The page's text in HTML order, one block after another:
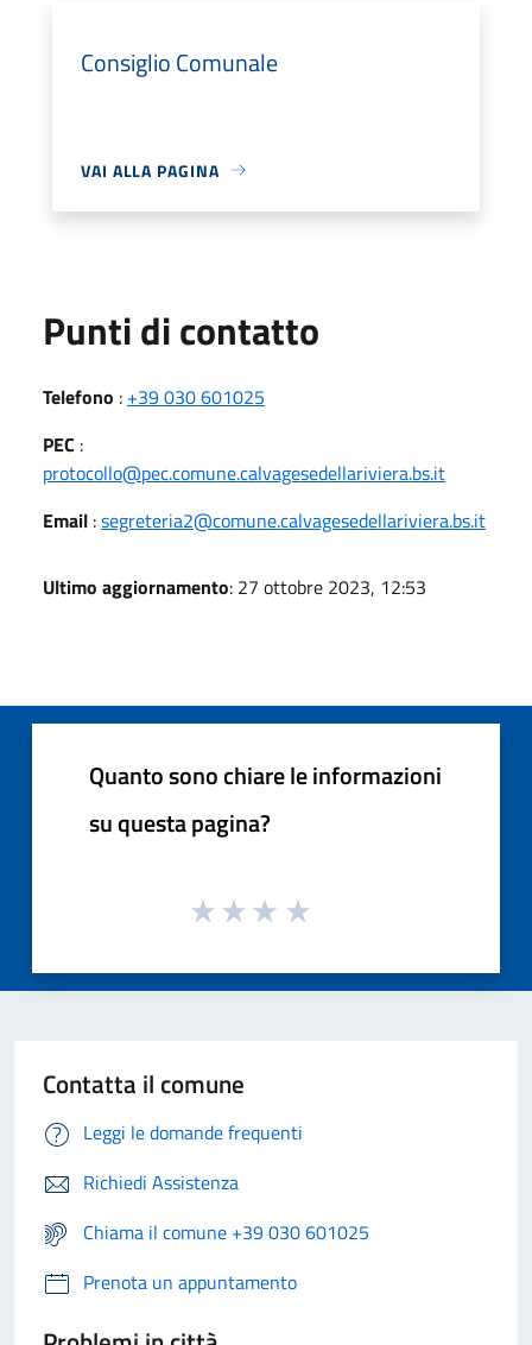
Consiglio Comunale
VAI ALLA PAGINA
Punti di contatto
Telefono : +39 030 601025
PEC :
protocollo@pec.comune.calvagesedellariviera.bs.it
Email :segreteria2@comune.calvagesedellariviera.bs.it
Ultimo aggiornamento: 27 ottobre 2023, 12:53
Quanto sono chiare le informazioni
su questa pagina?
Contatta il comune
Leggi le domande frequenti
Richiedi Assistenza
Chiama il comune +39 030 601025
Prenota un appuntamento